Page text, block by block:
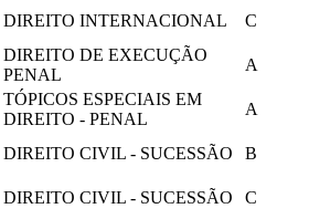
DIREITO INTERNACIONAL
C
DIREITO DE EXECUÇÃO
PENAL
A
TÓPICOS ESPECIAIS EM
DIREITO - PENAL
A
DIREITO CIVIL - SUCESSÃO
B
DIREITO CIVIL - SUCESSÃO
C